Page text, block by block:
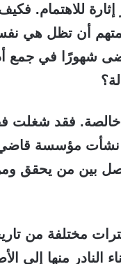
إثارة للاهتمام.
أن تظل هي
شهورًا في جمع
فقد شغلت
نشأت مؤسسة
للفصل بين من يحقق
مختلفة من
النادر منها إلى